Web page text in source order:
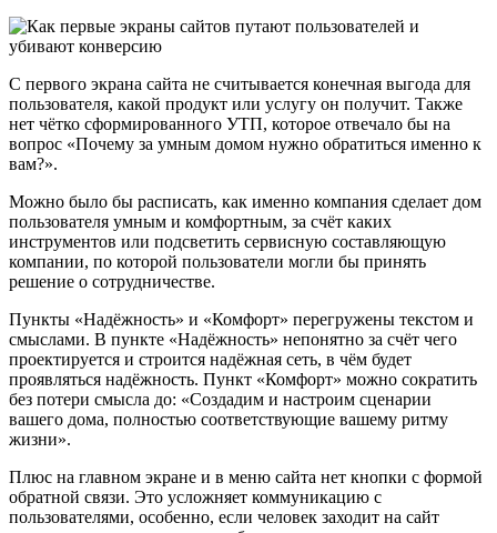
С первого экрана сайта не считывается конечная выгода для
пользователя, какой продукт или услугу он получит. Также
нет чётко сформированного УТП, которое отвечало бы на
вопрос «Почему за умным домом нужно обратиться именно к
вам?».
Можно было бы расписать, как именно компания сделает дом
пользователя умным и комфортным, за счёт каких
инструментов или подсветить сервисную составляющую
компании, по которой пользователи могли бы принять
решение о сотрудничестве.
Пункты «Надёжность» и «Комфорт» перегружены текстом и
смыслами. В пункте «Надёжность» непонятно за счёт чего
проектируется и строится надёжная сеть, в чём будет
проявляться надёжность. Пункт «Комфорт» можно сократить
без потери смысла до: «Создадим и настроим сценарии
вашего дома, полностью соответствующие вашему ритму
жизни».
Плюс на главном экране и в меню сайта нет кнопки с формой
обратной связи. Это усложняет коммуникацию с
пользователями, особенно, если человек заходит на сайт